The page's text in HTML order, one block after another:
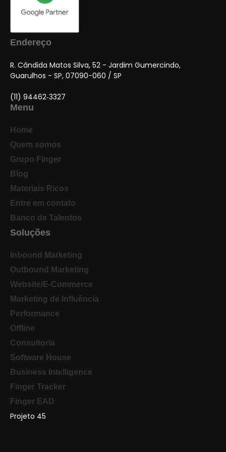
Endereço
R. Cândida Matos Silva, 52 - Jardim Gumercindo,
Guarulhos - SP, 07090-060 / SP
(11) 94462‑3327
Menu
Home
Quem somos
Grupo Finger
Blog
Materiais Ricos
Entre em contato
Banco de Talentos
Soluções
Inbound Marketing
Outbound Marketing
Website/E-Commerce
Marketing de Influência
Performance
Offline
Consultoria
Software House
Business Intelligence
Finger Tracker
Finger EAD
Projeto 45